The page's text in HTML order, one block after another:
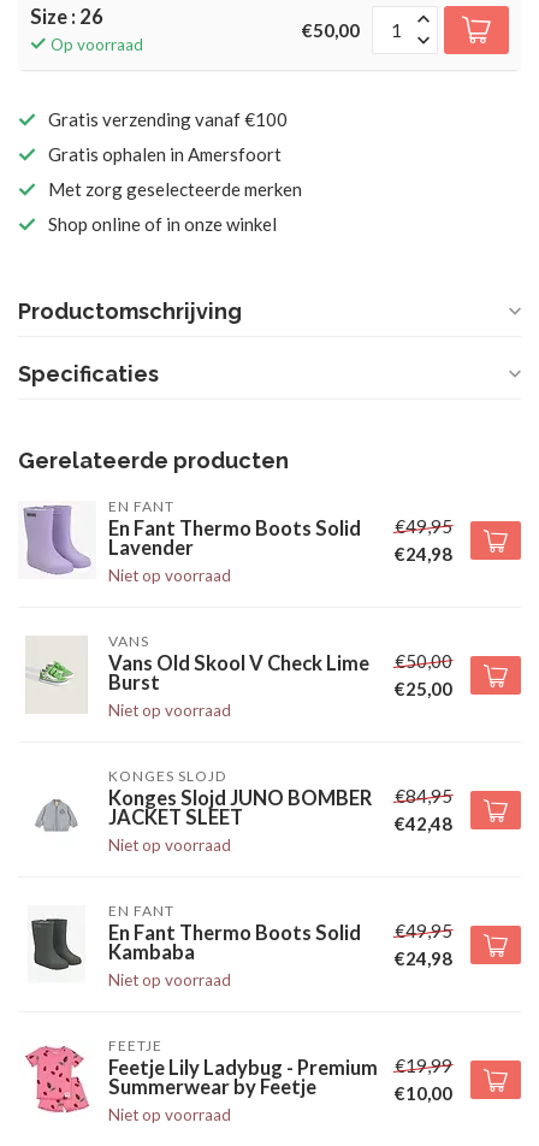
Size : 26
Op voorraad
€50,00
Gratis verzending vanaf €100
Gratis ophalen in Amersfoort
Met zorg geselecteerde merken
Shop online of in onze winkel
Productomschrijving
Specificaties
Gerelateerde producten
EN FANT
En Fant Thermo Boots Solid
Lavender
Niet op voorraad
€49,95
€24,98
VANS
Vans Old Skool V Check Lime
Burst
Niet op voorraad
€50,00
€25,00
KONGES SLOJD
Konges Slojd JUNO BOMBER
JACKET SLEET
Niet op voorraad
€84,95
€42,48
EN FANT
En Fant Thermo Boots Solid
Kambaba
Niet op voorraad
€49,95
€24,98
FEETJE
Feetje Lily Ladybug - Premium
Summerwear by Feetje
Niet op voorraad
€19,99
€10,00